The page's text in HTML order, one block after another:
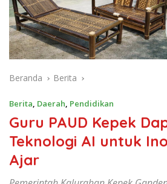
Beranda Berita
Berita, Daerah, Pendidikan
Guru PAUD Kepek
Teknologi AI untuk
Ajar